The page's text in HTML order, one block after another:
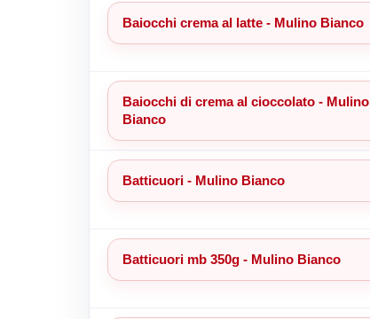
Baiocchi crema al latte - Mulino Bianco
Baiocchi di crema al cioccolato - Mulino
Bianco
Batticuori - Mulino Bianco
Batticuori mb 350g - Mulino Bianco